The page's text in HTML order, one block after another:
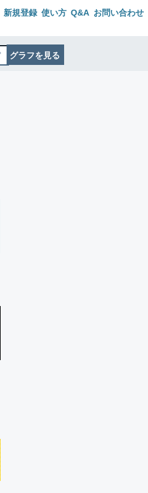
新規登録 使い方 Q&A お問い合わせ
グラフを見る